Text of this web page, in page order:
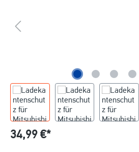
34,99 €*